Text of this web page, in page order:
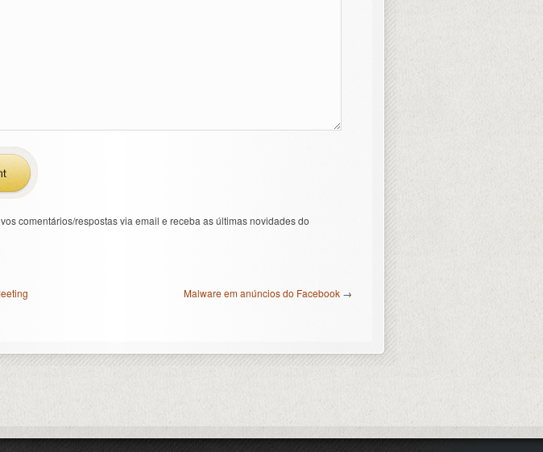
comentários/respostas via email e receba as últimas novidades do
Malware em anúncios do Facebook →